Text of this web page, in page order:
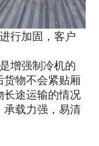
行加固，客户
增强制冷机的
物不会紧贴厢
途运输的情况
载力强，易清